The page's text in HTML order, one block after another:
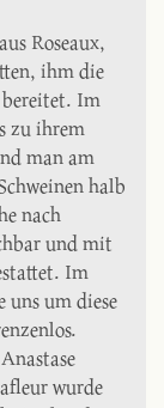
Roseaux,
ihm die
Im
zu ihrem
man am
halb
nach
und mit
Im
um diese
wurde